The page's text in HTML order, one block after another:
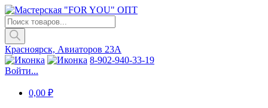
Поиск
товаров
Красноярск, Авиаторов 23А
8-902-940-33-19
Войти...
0,00 ₽